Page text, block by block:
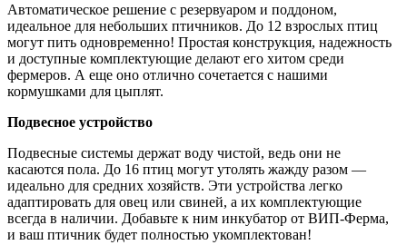
Автоматическое решение с резервуаром и поддоном,
идеальное для небольших птичников. До 12 взрослых птиц
могут пить одновременно! Простая конструкция, надежность
и доступные комплектующие делают его хитом среди
фермеров. А еще оно отлично сочетается с нашими
кормушками для цыплят.
Подвесное устройство
Подвесные системы держат воду чистой, ведь они не
касаются пола. До 16 птиц могут утолять жажду разом —
идеально для средних хозяйств. Эти устройства легко
адаптировать для овец или свиней, а их комплектующие
всегда в наличии. Добавьте к ним инкубатор от ВИП-Ферма,
и ваш птичник будет полностью укомплектован!